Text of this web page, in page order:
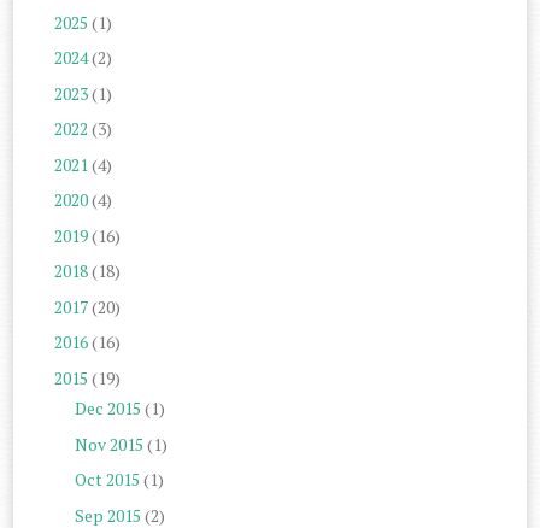
2025(1)
2024(2)
2023(1)
2022(3)
2021(4)
2020(4)
2019(16)
2018(18)
2017(20)
2016(16)
2015(19)
Dec 2015 (1)
Nov 2015 (1)
Oct 2015 (1)
Sep 2015 (2)